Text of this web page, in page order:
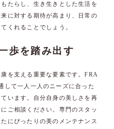
たらし、生き生きとした生活を
に対する期待が高まり、日常の
くれることでしょう。
歩を踏み出す
を支える重要な要素です。FRA
て一人一人のニーズに合った
います。自分自身の美しさを再
ご相談ください。専門のスタッ
にぴったりの美のメンテナンス